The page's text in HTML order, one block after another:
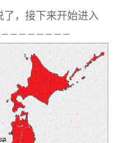
，接下来开始进入
吧————————